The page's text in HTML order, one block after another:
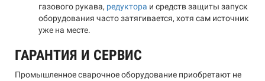
газового рукава, редуктора и средств защиты запуск
оборудования часто затягивается, хотя сам источник
уже на месте.
ГАРАНТИЯ И СЕРВИС
Промышленное сварочное оборудование приобретают не